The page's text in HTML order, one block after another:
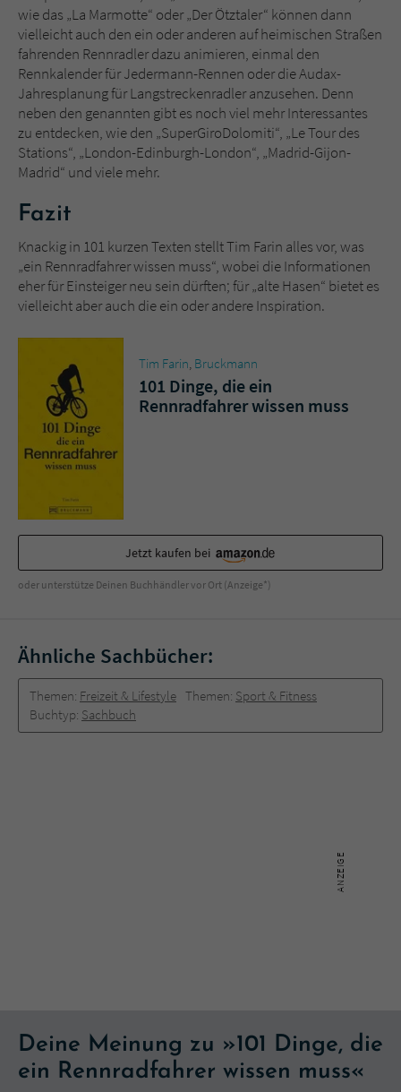
wie das „La Marmotte“ oder „Der Ötztaler“ können dann
vielleicht auch den ein oder anderen auf heimischen Straßen
fahrenden Rennradler dazu animieren, einmal den
Rennkalender für Jedermann-Rennen oder die Audax-
Jahresplanung für Langstreckenradler anzusehen. Denn
neben den genannten gibt es noch viel mehr Interessantes
zu entdecken, wie den „SuperGiroDolomiti“, „Le Tour des
Stations“, „London-Edinburgh-London“, „Madrid-Gijon-
Madrid“ und viele mehr.
Fazit
Knackig in 101 kurzen Texten stellt Tim Farin alles vor, was
„ein Rennradfahrer wissen muss“, wobei die Informationen
eher für Einsteiger neu sein dürften; für „alte Hasen“ bietet es
vielleicht aber auch die ein oder andere Inspiration.
Tim Farin Bruckmann
101 Dinge, die ein
Rennradfahrer wissen muss
Jetzt kaufen bei
oder unterstütze Deinen Buchhändler vor Ort (Anzeige*)
Ähnliche Sachbücher:
Themen: Freizeit & Lifestyle Themen: Sport & Fitness
Buchtyp: Sachbuch
Deine Meinung zu »101 Dinge, die
ein Rennradfahrer wissen muss«